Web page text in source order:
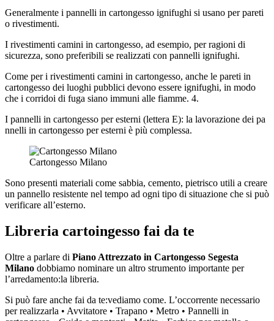
Generalmente i pannelli in cartongesso ignifughi si usano per pareti
o rivestimenti.
I rivestimenti camini in cartongesso, ad esempio, per ragioni di
sicurezza, sono preferibili se realizzati con pannelli ignifughi.
Come per i rivestimenti camini in cartongesso, anche le pareti in
cartongesso dei luoghi pubblici devono essere ignifughi, in modo
che i corridoi di fuga siano immuni alle fiamme. 4.
I pannelli in cartongesso per esterni (lettera E): la lavorazione dei pa
nnelli in cartongesso per esterni è più complessa.
Cartongesso Milano
Sono presenti materiali come sabbia, cemento, pietrisco utili a creare
un pannello resistente nel tempo ad ogni tipo di situazione che si può
verificare all’esterno.
Libreria cartoingesso fai da te
Oltre a parlare di Piano Attrezzato in Cartongesso Segesta
Milano dobbiamo nominare un altro strumento importante per
l’arredamento:la libreria.
Si può fare anche fai da te:vediamo come. L’occorrente necessario
per realizzarla • Avvitatore • Trapano • Metro • Pannelli in